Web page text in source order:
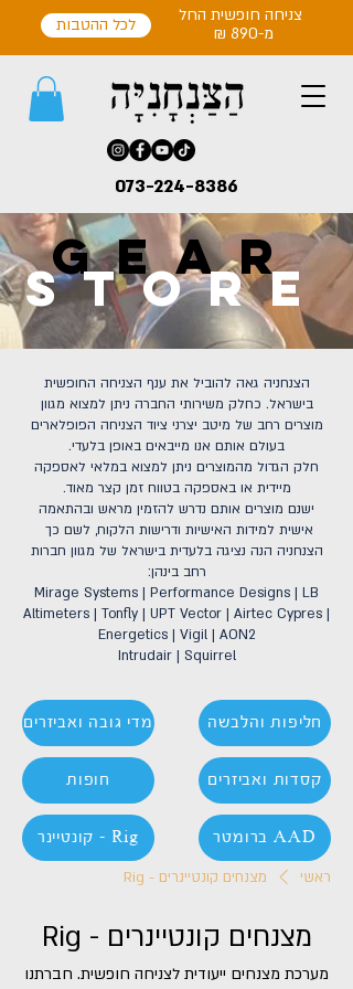
073-224-8386
לכל ההטבות
צניחה חופשית החל
מ-890 ₪
GEAR
STORE
הצנחניה גאה להוביל את ענף הצניחה החופשית
בישראל. כחלק משירותי החברה ניתן למצוא מגוון
מוצרים רחב של מיטב יצרני ציוד הצניחה הפופלארים
בעולם אותם אנו מייבאים באופן בלעדי.
חלק הגדול מהמוצרים ניתן למצוא במלאי לאספקה
מיידית או באספקה בטווח זמן קצר מאוד.
ישנם מוצרים אותם נדרש להזמין מראש ובהתאמה
אישית למידות האישיות ודרישות הלקוח, לשם כך
הצנחניה הנה נציגה בלעדית בישראל של מגוון חברות
רחב בינהן:
Mirage Systems | Performance Designs | LB
Altimeters | Tonfly | UPT Vector | Airtec Cypres |
Energetics | Vigil | AON2
Intrudair | Squirrel
מדי גובה ואביזרים
חופות
קונטיינר - Rig
חליפות והלבשה
קסדות ואביזרים
ברומטר AAD
ראשי מצנחים קונטיינרים - Rig
מצנחים קונטיינרים - Rig
מערכת מצנחים ייעודית לצניחה חופשית. חברתנו